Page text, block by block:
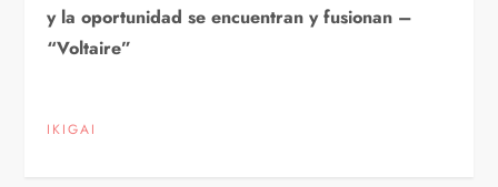
y la oportunidad se encuentran y fusionan –
“Voltaire”
IKIGAI